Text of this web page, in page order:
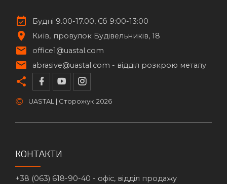
Будні 9.00-17.00, Сб 9:00-13:00
Київ
провулок Будівельників, 18
office1@uastal.com
abrasive@uastal.com - відділ розкрою металу
© UASTAL | Сторожук 2026
КОНТАКТИ
+38 (063) 618-90-40 - офіс, відділ продажу